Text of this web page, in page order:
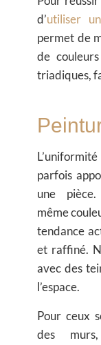
d’utiliser
permet de
de
triadiques,
parfois
une
même
tendance
et raffiné.
avec des
l’espace.
Pour ceux
des